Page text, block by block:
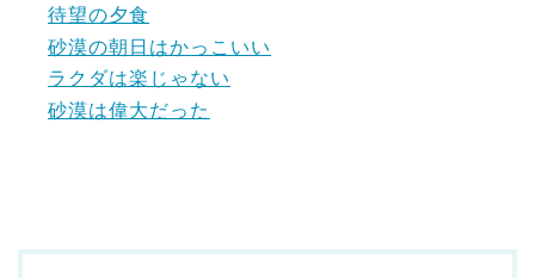
待望の夕食
砂漠の朝日はかっこいい
ラクダは楽じゃない
砂漠は偉大だった